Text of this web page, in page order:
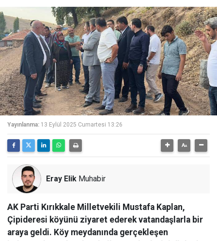
Yayınlanma: 13 Eylül 2025 Cumartesi 13:26
Eray Elik Muhabir
AK Parti Kırıkkale Milletvekili Mustafa Kaplan,
Çipideresi köyünü ziyaret ederek vatandaşlarla bir
araya geldi. Köy meydanında gerçekleşen